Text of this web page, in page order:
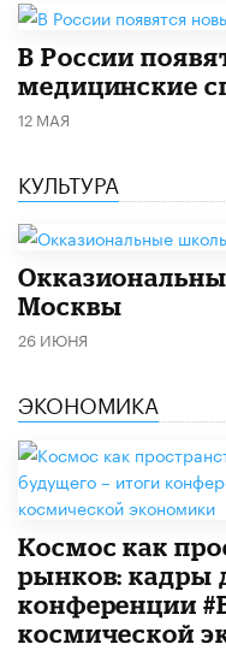
В России
медицинские
12 МАЯ
КУЛЬТУРА
Москвы
26 ИЮНЯ
ЭКОНОМИКА
Космос как
рынков: кадры
конференции
космической